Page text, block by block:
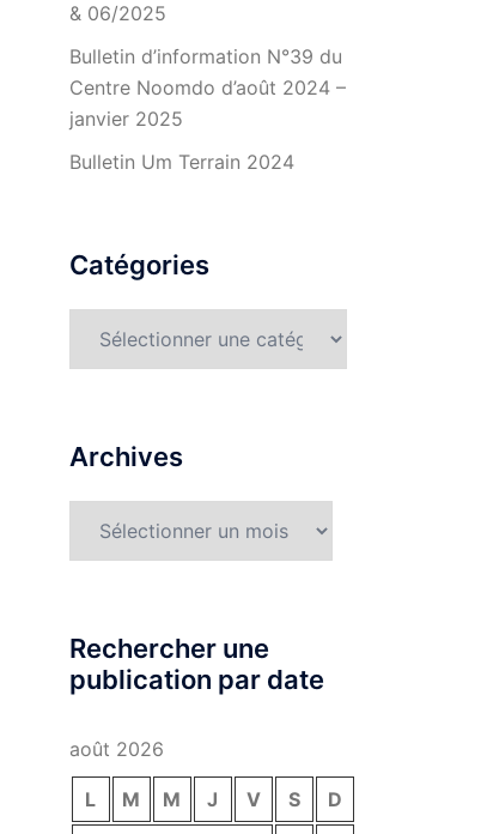
& 06/2025
Bulletin d’information N°39 du
Centre Noomdo d’août 2024 –
janvier 2025
Bulletin Um Terrain 2024
Catégories
Archives
Rechercher une
publication par date
août 2026
L M M J V S
D